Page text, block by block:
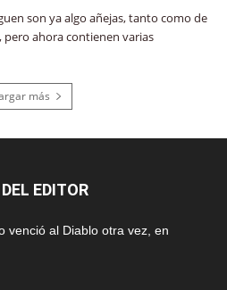
son ya algo añejas, tanto como de
pero ahora contienen varias
más
EDITOR
venció al Diablo otra vez, en